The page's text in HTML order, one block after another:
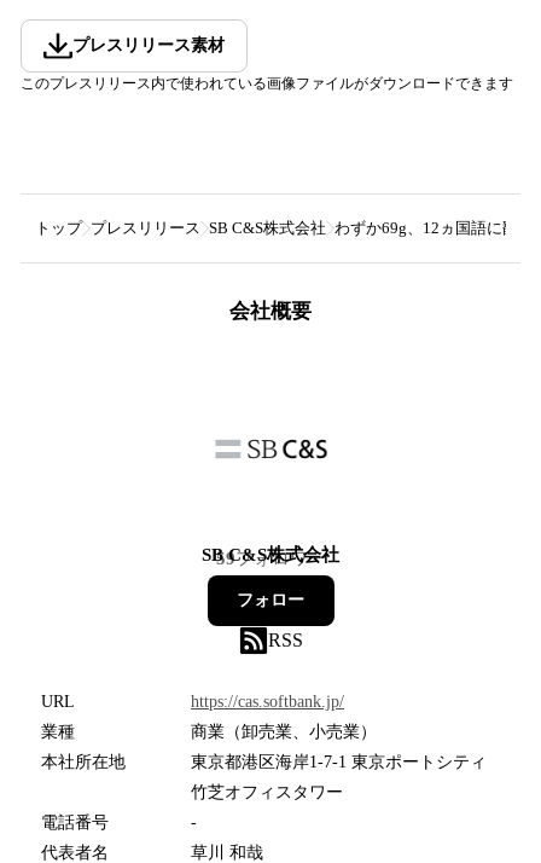
プレスリリース素材
このプレスリリース内で使われている画像ファイルがダウンロードできます
トップ プレスリリース SB C&S株式会社 わずか69g、12ヵ国語に翻訳
会社概要
SB C&S株式会社
59フォロワー
フォロー
RSS
URL
https://cas.softbank.jp/
業種
商業（卸売業、小売業）
本社所在地
東京都港区海岸1-7-1 東京ポートシティ
竹芝オフィスタワー
電話番号
-
代表者名
草川 和哉